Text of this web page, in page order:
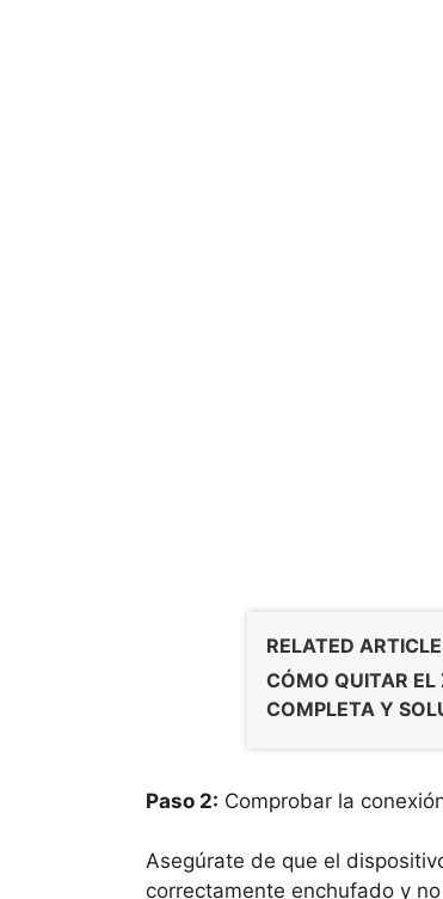
RELATED
CÓMO QUITAR EL
COMPLETA Y
Paso 2: Comprobar la
Asegúrate de que el
correctamente enchufado y